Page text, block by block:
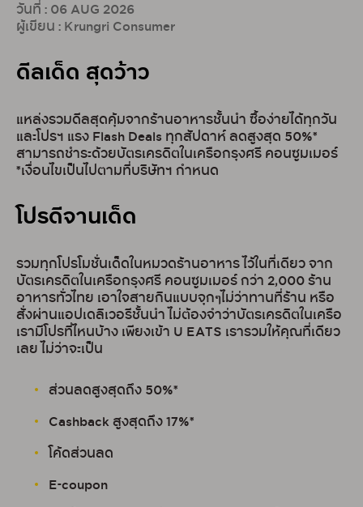
วันที่ : 06 AUG 2026
ผู้เขียน : Krungri Consumer
ดีลเด็ด สุดว้าว
แหล่งรวมดีลสุดคุ้มจากร้านอาหารชั้นนำ ซื้อง่ายได้ทุกวัน
และโปรฯ แรง Flash Deals ทุกสัปดาห์ ลดสูงสุด 50%*
สามารถชำระด้วยบัตรเครดิตในเครือกรุงศรี คอนซูมเมอร์
*เงื่อนไขเป็นไปตามที่บริษัทฯ กำหนด
โปรดีจานเด็ด
รวมทุกโปรโมชั่นเด็ดในหมวดร้านอาหาร ไว้ในที่เดียว จาก
บัตรเครดิตในเครือกรุงศรี คอนซูมเมอร์ กว่า 2,000 ร้าน
อาหารทั่วไทย เอาใจสายกินแบบจุกๆไม่ว่าทานที่ร้าน หรือ
สั่งผ่านแอปเดลิเวอรีชั้นนำ ไม่ต้องจำว่าบัตรเครดิตในเครือ
เรามีโปรที่ไหนบ้าง เพียงเข้า U EATS เรารวมให้คุณที่เดียว
เลย ไม่ว่าจะเป็น
ส่วนลดสูงสุดถึง 50%*
Cashback สูงสุดถึง 17%*
โค้ดส่วนลด
E-coupon